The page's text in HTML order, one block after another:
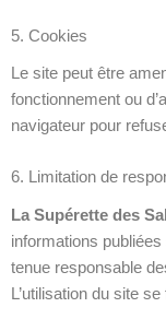
5. Cookies
Le site peut être
fonctionnement ou
navigateur pour
6. Limitation de
La Supérette des
informations
tenue responsable
L’utilisation du site